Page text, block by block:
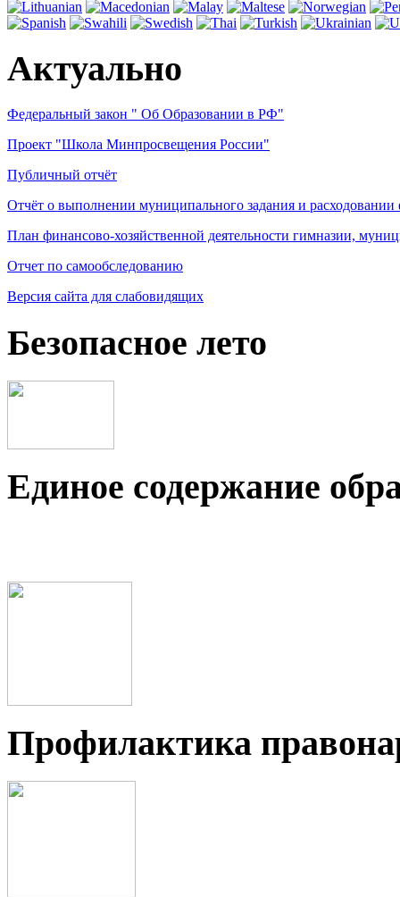
Актуально
Федеральный закон " Об Образовании в РФ"
Проект "Школа Минпросвещения России"
Публичный отчёт
Отчёт о выполнении муниципального задания и
План финансово-хозяйственной деятельности гимназии,
Отчет по самообследованию
Версия сайта для слабовидящих
Безопасное лето
Единое содержание
Профилактика